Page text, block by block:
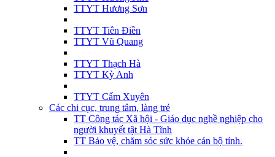
TTYT Hương Sơn
TTYT Tiên Điền
TTYT Vũ Quang
TTYT Thạch Hà
TTYT Kỳ Anh
TTYT Cẩm Xuyên
Các chi cục, trung tâm, làng trẻ
TT Công tác Xã hội - Giáo dục nghề nghiệp cho
người khuyết tật Hà Tĩnh
TT Bảo vệ, chăm sóc sức khỏe cán bộ tỉnh.